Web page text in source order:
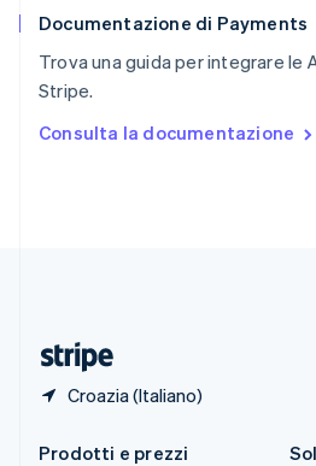
Documentazione di Payments
Trova una guida per integrare le
Stripe.
Consulta la documentazione
Croazia (Italiano)
Slovenia
Spagna
Español
English Español简体中文
Prodotti e prezzi